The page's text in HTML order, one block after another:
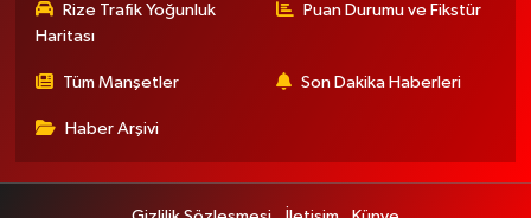
Rize Trafik Yoğunluk
Haritası
Puan Durumu ve Fikstür
Tüm Manşetler Son Dakika Haberleri
Haber Arşivi